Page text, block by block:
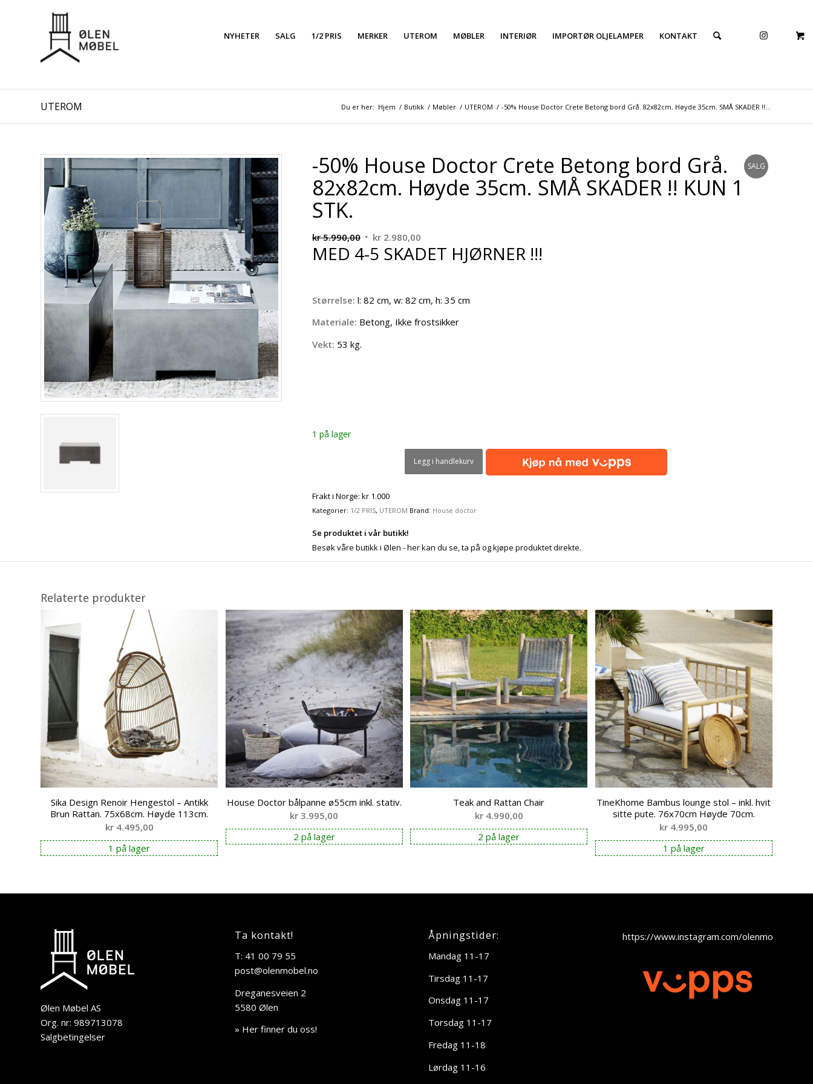
NYHETER SALG 1/2 PRIS MERKER UTEROM MØBLER INTERIØR IMPORTØR OLJELAMPER KONTAKT
UTEROM Du er her: Hjem / Butikk / Møbler / UTEROM / -50% House Doctor Crete Betong bord Grå. 82x82cm. Høyde 35cm. SMÅ SKADER !!...
SALG
-50% House Doctor Crete Betong bord Grå.
82x82cm. Høyde 35cm. SMÅ SKADER !! KUN 1
STK.
kr5.990,00 Opprinnelig
pris
kr 2.980,00
pris
MED 4-5 SKADET HJØRNER !!!
Størrelse:l: 82 cm, w: 82 cm, h: 35 cm
Materiale: Betong, Ikke frostsikker
Vekt: 53 kg.
1 på lager
Legg i handlekurv
Frakt i Norge: kr 1.000
Kategorier: 1/2 PRIS, UTEROM Brand: House doctor
Se produktet i vår butikk!
Besøk våre butikk i Ølen - her kan du se, ta på og kjøpe produktet direkte.
Relaterte produkter
Sika Design Renoir Hengestol – Antikk
Brun Rattan. 75x68cm. Høyde 113cm.
kr4.495,00
1 på lager
House Doctor bålpanne ø55cm inkl. stativ.
kr 3.995,00
2 på lager
Teak and Rattan Chair
kr4.990,00
2 på lager
TineKhome Bambus lounge stol – inkl. hvit
sitte pute. 76x70cm Høyde 70cm.
kr 4.995,00
1 på lager
Ølen Møbel AS
Org. nr: 989713078
Salgbetingelser
Ta kontakt!
T: 41 00 79 55
post@olenmobel.no
Dreganesveien 2
5580 Ølen
» Her finner du oss!
Åpningstider:
Mandag 11-17
Tirsdag 11-17
Onsdag 11-17
Torsdag 11-17
Fredag 11-18
Lørdag 11-16
https://www.instagram.com/olenmobel